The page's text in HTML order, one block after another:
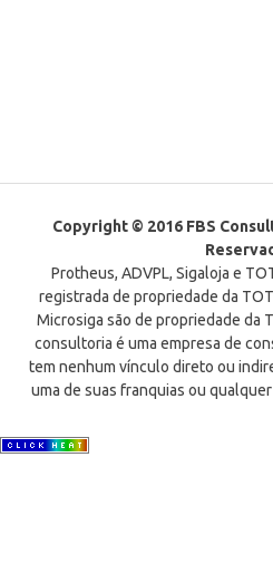
Copyright © 2016 FBS
Protheus, ADVPL, Sigaloja e
registrada de propriedade da
Microsiga são de propriedade da
consultoria é uma empresa de
tem nenhum vínculo direto ou
uma de suas franquias ou